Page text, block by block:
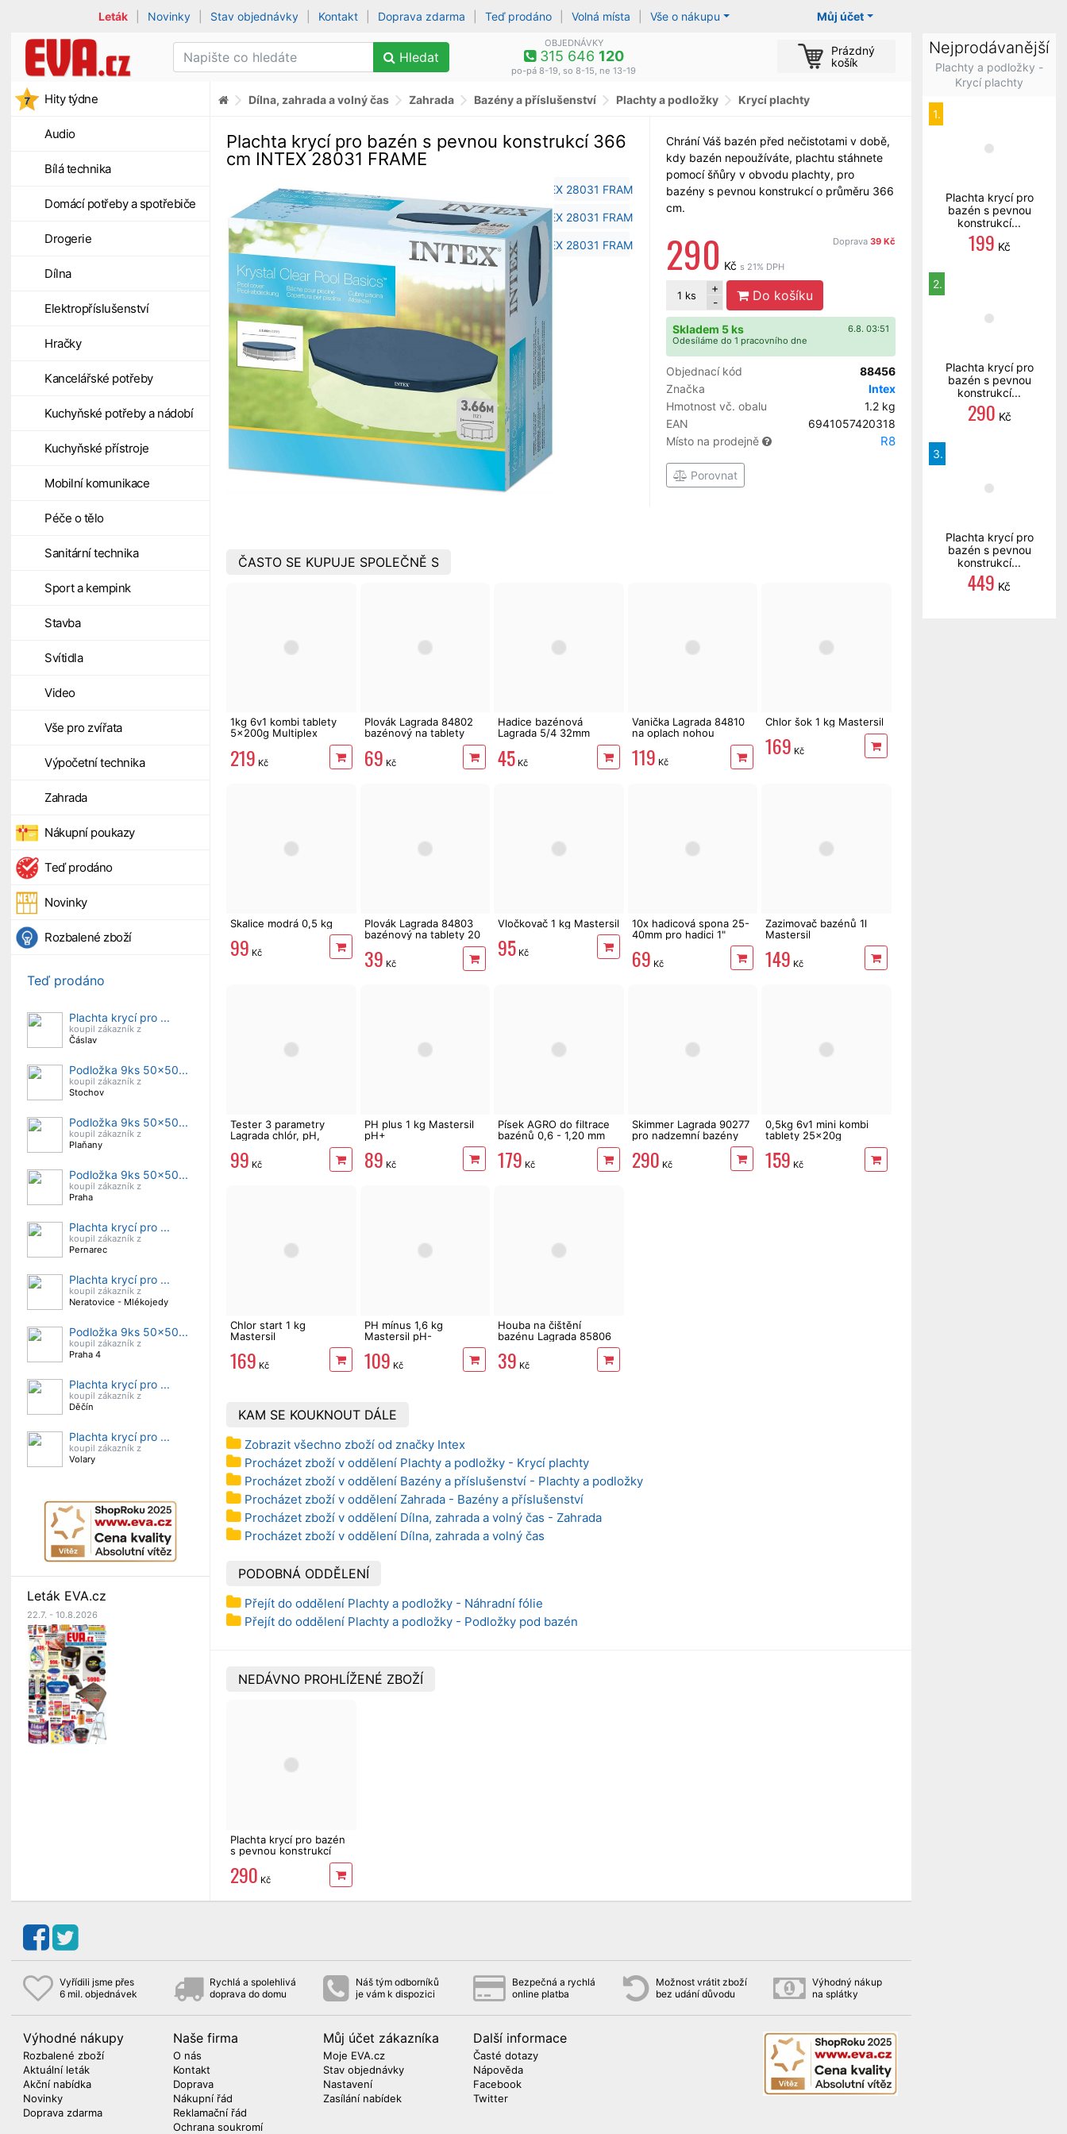
Můj účet
Leták Novinky Stav objednávky Kontakt Doprava zdarma Teď prodáno Volná místa Vše o nákupu
Hledat
OBJEDNÁVKY
315 646 120
po-pá 8-19, so 8-15, ne 13-19
Prázdný
košík
Hity týdne
Audio
Bílá technika
Domácí potřeby a spotřebiče
Drogerie
Dílna
Elektropříslušenství
Hračky
Kancelářské potřeby
Kuchyňské potřeby a nádobí
Kuchyňské přístroje
Mobilní komunikace
Péče o tělo
Sanitární technika
Sport a kempink
Stavba
Svítidla
Video
Vše pro zvířata
Výpočetní technika
Zahrada
Nákupní poukazy
Teď prodáno
Novinky
Rozbalené zboží
Teď prodáno
Plachta krycí pro ...
koupil zákazník z
Čáslav
Podložka 9ks 50x50...
koupil zákazník z
Stochov
Podložka 9ks 50x50...
koupil zákazník z
Plaňany
Podložka 9ks 50x50...
koupil zákazník z
Praha
Plachta krycí pro ...
koupil zákazník z
Pernarec
Plachta krycí pro ...
koupil zákazník z
Neratovice - Mlékojedy
Podložka 9ks 50x50...
koupil zákazník z
Praha 4
Plachta krycí pro ...
koupil zákazník z
Děčín
Plachta krycí pro ...
koupil zákazník z
Volary
Leták EVA.cz
22.7. - 10.8.2026
Dílna, zahrada a volný čas Zahrada Bazény a příslušenství Plachty a podložky Krycí plachty
Chrání Váš bazén před nečistotami v době,
kdy bazén nepoužíváte, plachtu stáhnete
pomocí šňůry v obvodu plachty, pro
bazény s pevnou konstrukcí o průměru 366
cm.
Doprava 39 Kč
290 Kč s 21% DPH
1 ks
+
-
Do košíku
6.8. 03:51
Skladem 5 ks
Odesíláme do 1 pracovního dne
Objednací kód
88456
Značka
Intex
Hmotnost vč. obalu
1.2 kg
EAN
6941057420318
Místo na prodejně
R8
Porovnat
Plachta krycí pro bazén s pevnou konstrukcí 366
cm INTEX 28031 FRAME
ČASTO SE KUPUJE SPOLEČNĚ S
1kg 6v1 kombi tablety
5x200g Multiplex
219 Kč
Plovák Lagrada 84802
bazénový na tablety
69 Kč
Hadice bazénová
Lagrada 5/4 32mm
45 Kč
Vanička Lagrada 84810
na oplach nohou
119 Kč
Chlor šok 1 kg Mastersil
169 Kč
Skalice modrá 0,5 kg
99 Kč
Plovák Lagrada 84803
bazénový na tablety 20
39 Kč
Vločkovač 1 kg Mastersil
95 Kč
10x hadicová spona 25-
40mm pro hadici 1"
69 Kč
Zazimovač bazénů 1l
Mastersil
149 Kč
Tester 3 parametry
Lagrada chlór, pH,
99 Kč
PH plus 1 kg Mastersil
pH+
89 Kč
Písek AGRO do filtrace
bazénů 0,6 - 1,20 mm
179 Kč
Skimmer Lagrada 90277
pro nadzemní bazény
290 Kč
0,5kg 6v1 mini kombi
tablety 25x20g
159 Kč
Chlor start 1 kg
Mastersil
169 Kč
PH mínus 1,6 kg
Mastersil pH-
109 Kč
Houba na čištění
bazénu Lagrada 85806
39 Kč
KAM SE KOUKNOUT DÁLE
Zobrazit všechno zboží od značky Intex
Procházet zboží v oddělení Plachty a podložky - Krycí plachty
Procházet zboží v oddělení Bazény a příslušenství - Plachty a podložky
Procházet zboží v oddělení Zahrada - Bazény a příslušenství
Procházet zboží v oddělení Dílna, zahrada a volný čas - Zahrada
Procházet zboží v oddělení Dílna, zahrada a volný čas
PODOBNÁ ODDĚLENÍ
Přejít do oddělení Plachty a podložky - Náhradní fólie
Přejít do oddělení Plachty a podložky - Podložky pod bazén
NEDÁVNO PROHLÍŽENÉ ZBOŽÍ
Plachta krycí pro bazén
s pevnou konstrukcí
366 cm INTEX 28031
FRAME
290 Kč
Vyřídili jsme přes
6 mil. objednávek
Rychlá a spolehlivá
doprava do domu
Náš tým odborníků
je vám k dispozici
Bezpečná a rychlá
online platba
Možnost vrátit zboží
bez udání důvodu
Výhodný nákup
na splátky
Výhodné nákupy
Rozbalené zboží
Aktuální leták
Akční nabídka
Novinky
Doprava zdarma
Naše firma
O nás
Kontakt
Doprava
Nákupní řád
Reklamační řád
Ochrana soukromí
Můj účet zákazníka
Moje EVA.cz
Stav objednávky
Nastavení
Zasílání nabídek
Další informace
Časté dotazy
Nápověda
Facebook
Twitter
Nejprodávanější
Plachty a podložky -
Krycí plachty
1.
Plachta krycí pro
bazén s pevnou
konstrukcí...
199 Kč
2.
Plachta krycí pro
bazén s pevnou
konstrukcí...
290 Kč
3.
Plachta krycí pro
bazén s pevnou
konstrukcí...
449 Kč